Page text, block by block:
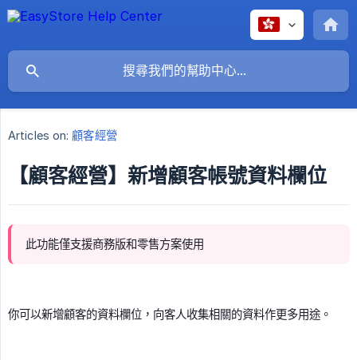
Articles on: 顧客經營
【顧客經營】新增顧客帳號資料欄位
此功能僅支援商務版和零售方案使用
你可以新增顧客的資料欄位，向客人收集相關的資料作更多用途。